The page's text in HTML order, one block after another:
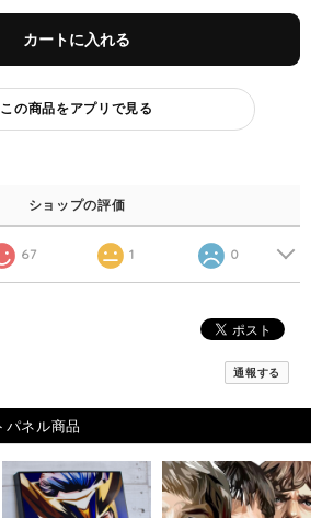
カートに入れる
この商品をアプリで見る
ショップの評価
67 1 0
通報する
パネル商品